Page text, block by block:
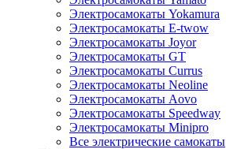
Электросамокаты Yokamura
Электросамокаты E-twow
Электросамокаты Joyor
Электросамокаты GT
Электросамокаты Currus
Электросамокаты Neoline
Электросамокаты Aovo
Электросамокаты Speedway
Электросамокаты Minipro
Все электрические самокаты